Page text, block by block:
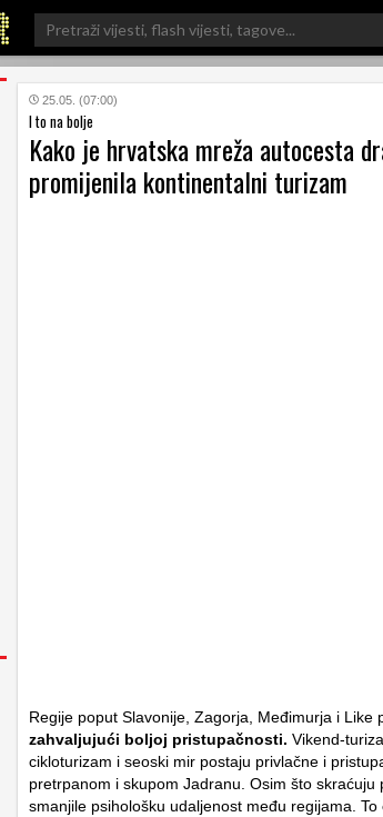
Search
for:
25.05. (07:00)
I to na bolje
Kako je hrvatska mreža autocesta
promijenila kontinentalni turizam
Regije poput Slavonije, Zagorja, Međimurja i Like
zahvaljujući boljoj pristupačnosti. Vikend-
cikloturizam i seoski mir postaju privlačne i
pretrpanom i skupom Jadranu. Osim što skraćuju
smanjile psihološku udaljenost među regijama. To